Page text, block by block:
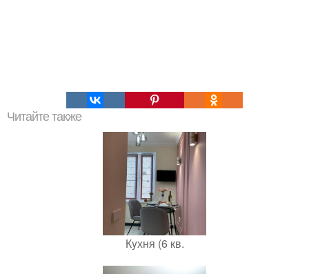
Читайте также
Кyхня (6 кв.